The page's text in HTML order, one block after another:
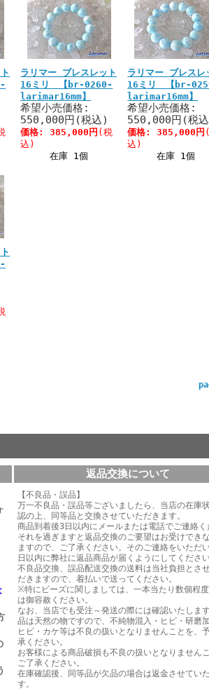
ラリマー ブレスレット
16ミリ 【br-0260-
larimar16mm】
希望小売価格:
550,000円(税込)
価格:385,000円 (税
込)
在庫 1個
ラリマー ブレスレ
16ミリ 【br-
larimar16mm】
希望小売価格:
550,000円(税
価格:385,000円
込)
在庫 1個
返品交換について
【不良品・誤品】
万一不良品・誤品等ございましたら、当店の在庫
認の上、同等品と交換させていただきます。
商品到着後3日以内にメールまたは電話でご連絡く
それを過ぎますと返品交換のご要望はお受けでき
ますので、ご了承ください。そのご連絡をいただ
日以内に弊社に返品商品が届くようにしてください
不良品交換、誤品配送交換の送料は当社負担とさ
だきますので、着払いで送ってください。
※特にビーズに関しましては、一本当たり数個程
は御容赦ください。
なお、当店でも受注～発送の際には確認いたしま
品は天然の物ですので、不純物混入・ヒビ・研磨
ヒビ・カケ等は不良の扱いとなりませんことを、
承ください。
お客様による商品破損も不良の扱いとなりませんこ
ご了承ください。
在庫確認後、同等品が欠品の場合は返金させてい
す。